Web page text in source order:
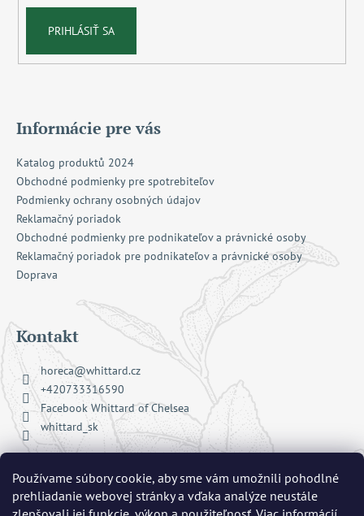
Používame súbory cookie, aby sme vám umožnili pohodlné
prehliadanie webovej stránky a vďaka analýze neustále
PRIHLÁSIŤ SA
Informácie pre vás
Katalog produktů 2024
Obchodné podmienky pre spotrebiteľov
Podmienky ochrany osobných údajov
Reklamačný poriadok
Obchodné podmienky pre podnikateľov a právnické osoby
Reklamačný poriadok pre podnikateľov a právnické osoby
Doprava
Kontakt
horeca@whittard.cz
+420733316590
Facebook Whittard of Chelsea
whittard_sk
Prijímame online platby